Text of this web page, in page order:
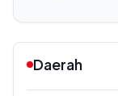
Daerah